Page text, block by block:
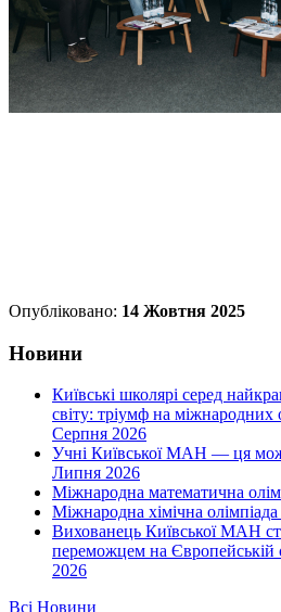
Опубліковано: 14 Жовтня 2025
Новини
Київські школярі серед
світу: тріумф на міжнародних
Серпня 2026
Учні Київської МАН — ця
Липня 2026
Міжнародна математична
Міжнародна хімічна
Вихованець Київської МАН
переможцем на Європейській
2026
Всі Новини